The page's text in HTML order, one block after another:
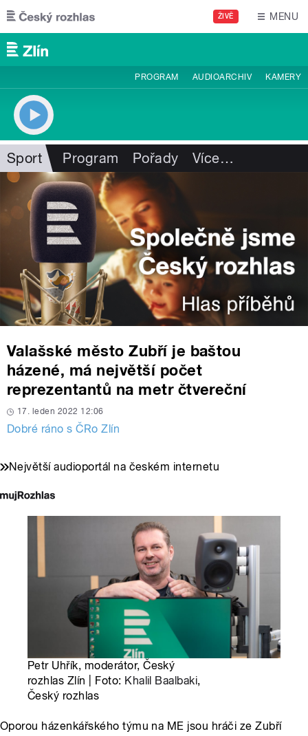
Přejít k hlavnímu obsahu
ŽIVĚ MENU
PROGRAM AUDIOARCHIV KAMERY
Sport Program Pořady Více…
Valašské město Zubří je baštou
házené, má největší počet
reprezentantů na metr čtvereční
17. leden 2022 12:06
Dobré ráno s ČRo Zlín
Největší audioportál na českém internetu
Petr Uhřík, moderátor, Český
rozhlas Zlín | Foto: Khalil Baalbaki,
Český rozhlas
Oporou házenkářského týmu na ME jsou hráči ze Zubří